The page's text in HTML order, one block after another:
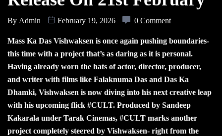
By Admin February 19, 2026 0 Comment
Mass Ka Das Vishwaksen is once again pushing boundaries-
this time with a project that’s as daring as it is personal.
Having already worn the hats of actor, director, producer,
and writer with films like Falaknuma Das and Das Ka
Dhamki, Vishwaksen is now diving into his next creative leap
with his upcoming flick #CULT. Produced by Sandeep
Kakarala under Tarak Cinemas, #CULT marks another
project completely steered by Vishwaksen- right from the